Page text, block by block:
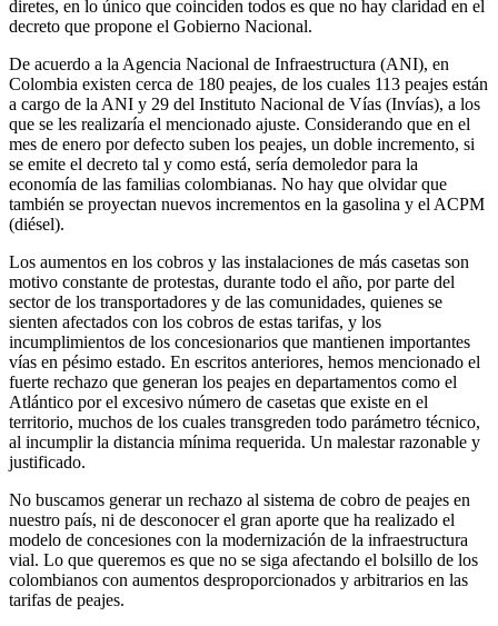
diretes, en lo único que coinciden todos es que no hay claridad en el
decreto que propone el Gobierno Nacional.
De acuerdo a la Agencia Nacional de Infraestructura (ANI), en
Colombia existen cerca de 180 peajes, de los cuales 113 peajes están
a cargo de la ANI y 29 del Instituto Nacional de Vías (Invías), a los
que se les realizaría el mencionado ajuste. Considerando que en el
mes de enero por defecto suben los peajes, un doble incremento, si
se emite el decreto tal y como está, sería demoledor para la
economía de las familias colombianas. No hay que olvidar que
también se proyectan nuevos incrementos en la gasolina y el ACPM
(diésel).
Los aumentos en los cobros y las instalaciones de más casetas son
motivo constante de protestas, durante todo el año, por parte del
sector de los transportadores y de las comunidades, quienes se
sienten afectados con los cobros de estas tarifas, y los
incumplimientos de los concesionarios que mantienen importantes
vías en pésimo estado. En escritos anteriores, hemos mencionado el
fuerte rechazo que generan los peajes en departamentos como el
Atlántico por el excesivo número de casetas que existe en el
territorio, muchos de los cuales transgreden todo parámetro técnico,
al incumplir la distancia mínima requerida. Un malestar razonable y
justificado.
No buscamos generar un rechazo al sistema de cobro de peajes en
nuestro país, ni de desconocer el gran aporte que ha realizado el
modelo de concesiones con la modernización de la infraestructura
vial. Lo que queremos es que no se siga afectando el bolsillo de los
colombianos con aumentos desproporcionados y arbitrarios en las
tarifas de peajes.